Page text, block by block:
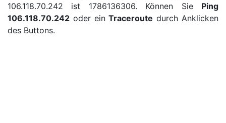
106.118.70.242 ist 1786136306. Können Sie Ping
106.118.70.242 oder einTraceroute durch Anklicken
des Buttons.